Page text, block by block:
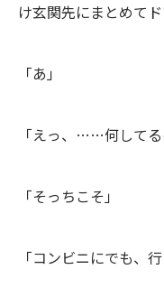
け玄関先にまとめて
「あ」
「えっ、……何してる
「そっちこそ」
「コンビニにでも、